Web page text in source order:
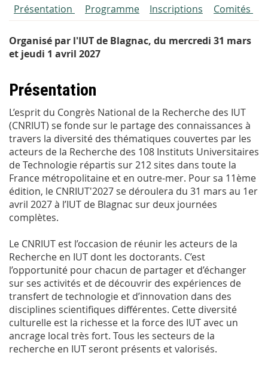
Présentation Programme Inscriptions Comités
Organisé par l'IUT de Blagnac, du mercredi 31 mars
et jeudi 1 avril 2027
Présentation
L’esprit du Congrès National de la Recherche des IUT
(CNRIUT) se fonde sur le partage des connaissances à
travers la diversité des thématiques couvertes par les
acteurs de la Recherche des 108 Instituts Universitaires
de Technologie répartis sur 212 sites dans toute la
France métropolitaine et en outre-mer. Pour sa 11ème
édition, le CNRIUT'2027 se déroulera du 31 mars au 1er
avril 2027 à l’IUT de Blagnac sur deux journées
complètes.
Le CNRIUT est l’occasion de réunir les acteurs de la
Recherche en IUT dont les doctorants. C’est
l’opportunité pour chacun de partager et d’échanger
sur ses activités et de découvrir des expériences de
transfert de technologie et d’innovation dans des
disciplines scientifiques différentes. Cette diversité
culturelle est la richesse et la force des IUT avec un
ancrage local très fort. Tous les secteurs de la
recherche en IUT seront présents et valorisés.